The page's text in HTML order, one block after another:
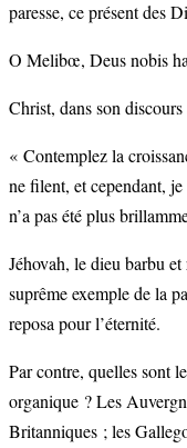
paresse, ce présent des
O Melibœ, Deus nobis
Christ, dans son
« Contemplez la
ne filent, et cependant,
n’a pas été plus
Jéhovah, le dieu barbu
suprême exemple de la
reposa pour l’éternité.
Par contre, quelles sont
organique ? Les
Britanniques ; les